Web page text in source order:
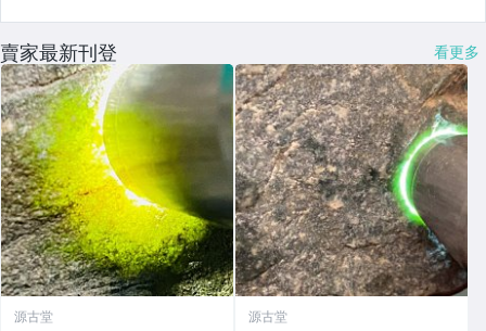
賣家最新刊登 看更多
源古堂 源古堂